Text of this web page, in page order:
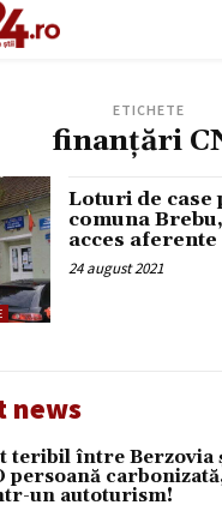
ETICHETE
finanțări
Loturi de
comuna
acces aferente
24 august 2021
news
teribil între Berzovia
persoană
un autoturism!